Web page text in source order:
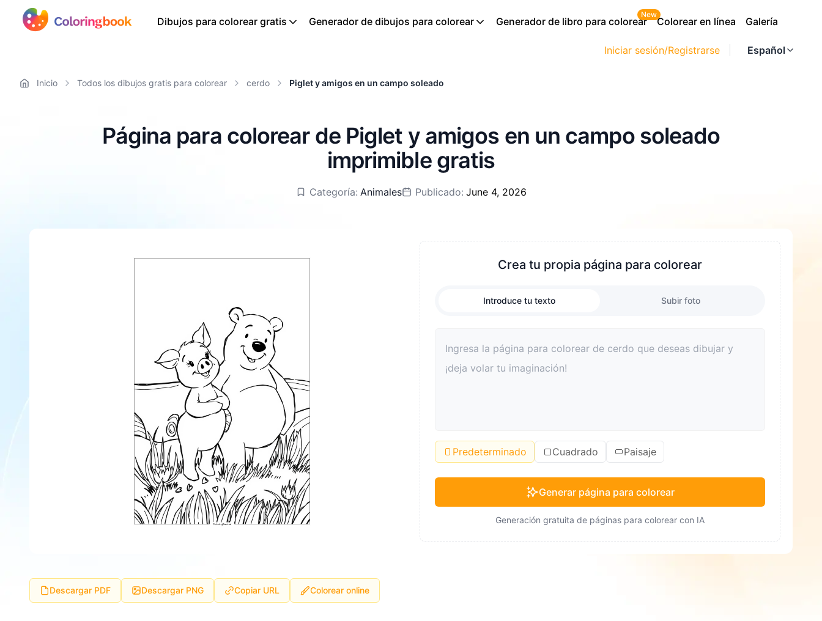
Iniciar sesión/Registrarse Español
Dibujos para colorear gratis Generador de dibujos para colorear Generador de libro para colorear
New
Colorear en línea Galería
Inicio Todos los dibujos gratis para colorear cerdo Piglet y amigos en un campo soleado
Página para colorear de Piglet y amigos en un campo soleado
imprimible gratis
Categoría: Animales Publicado: June 4, 2026
Crea tu propia página para colorear
Introduce tu texto Subir foto
Predeterminado Cuadrado Paisaje
Generar página para colorear
Generación gratuita de páginas para colorear con IA
Descargar PDF Descargar PNG Copiar URL Colorear online